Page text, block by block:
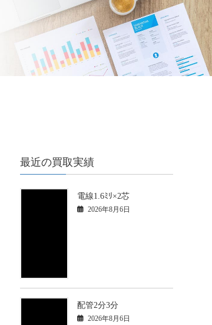
最近の買取実績
電線1.6ﾐﾘ×2芯
2026年8月6日
配管2分3分
2026年8月6日